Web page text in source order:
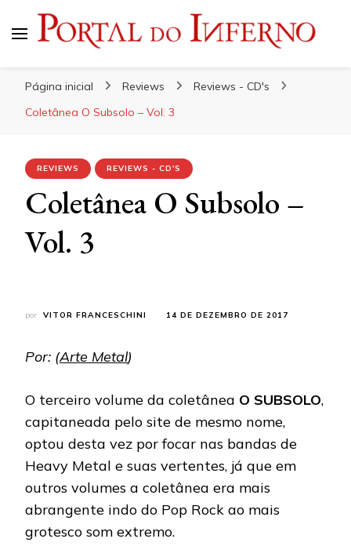
Página inicial Reviews
Reviews - CD's
Coletânea O Subsolo – Vol. 3
REVIEWS REVIEWS - CD'S
Coletânea O Subsolo –
Vol. 3
por VITOR FRANCESCHINI 14 DE DEZEMBRO DE 2017
Por: (Arte Metal)
O terceiro volume da coletânea O SUBSOLO,
capitaneada pelo site de mesmo nome,
optou desta vez por focar nas bandas de
Heavy Metal e suas vertentes, já que em
outros volumes a coletânea era mais
abrangente indo do Pop Rock ao mais
grotesco som extremo.